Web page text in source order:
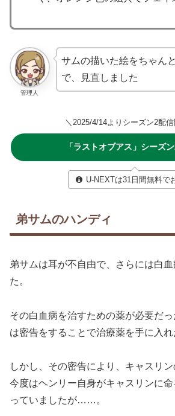
管理人
サムの描いた絵をちゃん
で、見直しました
＼2025/4/14よりシーズン2配
「ラストオブアス」シーズ
U-NEXTは31日間無料で
弟サムのハンディ
弟サムは耳が不自由で、さらには白
た。
その白血病を治すための薬が必要だ
は密告をすることで治療薬を手に入れ
しかし、その密告により、キャスリン
今度はヘンリー自身がキャスリンに
っていましたが……。